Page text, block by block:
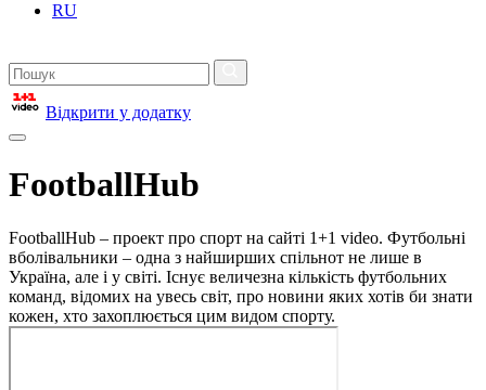
RU
Відкрити у додатку
FootballHub
FootballHub – проект про спорт на сайті 1+1 video. Футбольні
вболівальники – одна з найширших спільнот не лише в
Україна, але і у світі. Існує величезна кількість футбольних
команд, відомих на увесь світ, про новини яких хотів би знати
кожен, хто захоплюється цим видом спорту.